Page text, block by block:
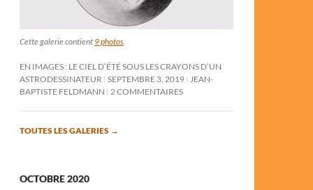
Cette galerie contient 9 photos
EN IMAGES : LE CIEL D’ÉTÉ SOUS LES CRAYONS D’UN
ASTRODESSINATEUR SEPTEMBRE 3, 2019
JEAN-
BAPTISTE FELDMANN
2 COMMENTAIRES
TOUTES LES GALERIES →
OCTOBRE 2020